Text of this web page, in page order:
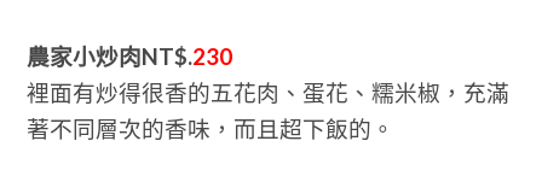
農家小炒肉NT$.230
裡面有炒得很香的五花肉、蛋花、糯米椒，充滿
著不同層次的香味，而且超下飯的。